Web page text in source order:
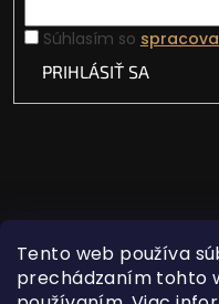
Tento web používa
prechádzaním tohto
Súhlasím so
PRIHLÁSIŤ SA